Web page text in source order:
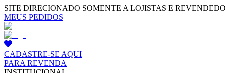
SITE DIRECIONADO SOMENTE A LOJISTAS E
MEUS PEDIDOS
CADASTRE-SE AQUI
PARA REVENDA